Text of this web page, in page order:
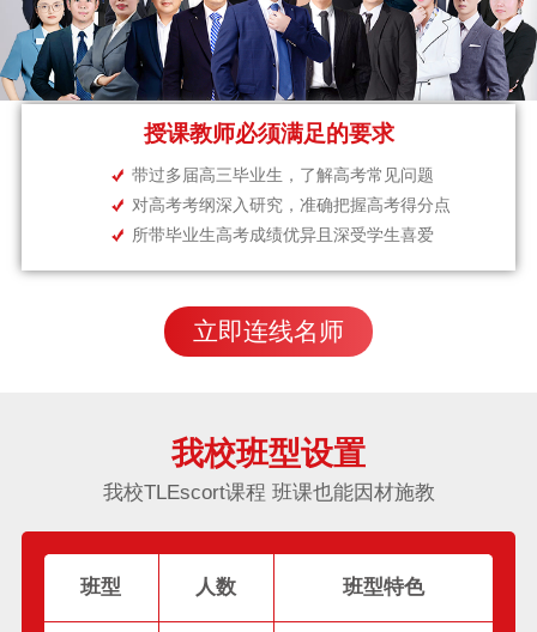
授课教师必须满足的要求
带过多届高三毕业生，了解高考常见问题
对高考考纲深入研究，准确把握高考得分点
所带毕业生高考成绩优异且深受学生喜爱
立即连线名师
我校班型设置
我校TLEscort课程 班课也能因材施教
班型 人数 班型特色